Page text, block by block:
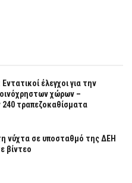
έλεγχοι για την
χώρων –
τραπεζοκαθίσματα
νύχτα σε υποσταθμό της ΔΕΗ
βίντεο